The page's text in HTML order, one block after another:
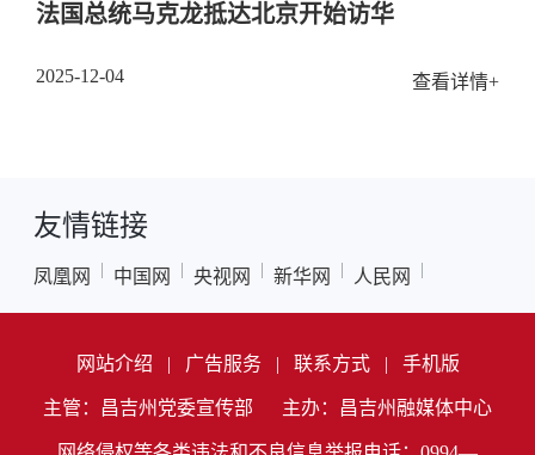
法国总统马克龙抵达北京开始访华
2025-12-04 查看详情+
友情链接
凤凰网 中国网 央视网 新华网 人民网
网站介绍 广告服务 联系方式 手机版
主管：昌吉州党委宣传部 主办：昌吉州融媒体中心